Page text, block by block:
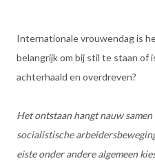
Internationale vrouwendag is
belangrijk om bij stil te staan of
achterhaald en overdreven?
Het ontstaan hangt nauw
socialistische
eiste onder andere algemeen